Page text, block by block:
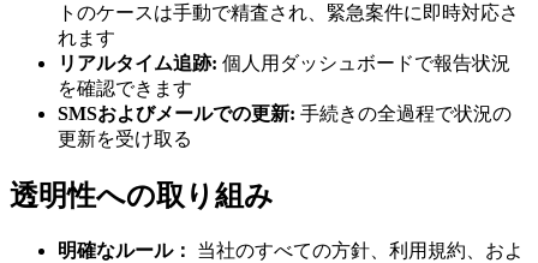
トのケースは手動で精査され、緊急案件に即時対応さ
れます
リアルタイム追跡: 個人用ダッシュボードで報告状況
を確認できます
SMSおよびメールでの更新: 手続きの全過程で状況の
更新を受け取る
透明性への取り組み
明確なルール：
当社のすべての方針、利用規約、およ